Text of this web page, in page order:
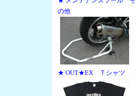
の他
★ OUT★EX Ｔシャツ